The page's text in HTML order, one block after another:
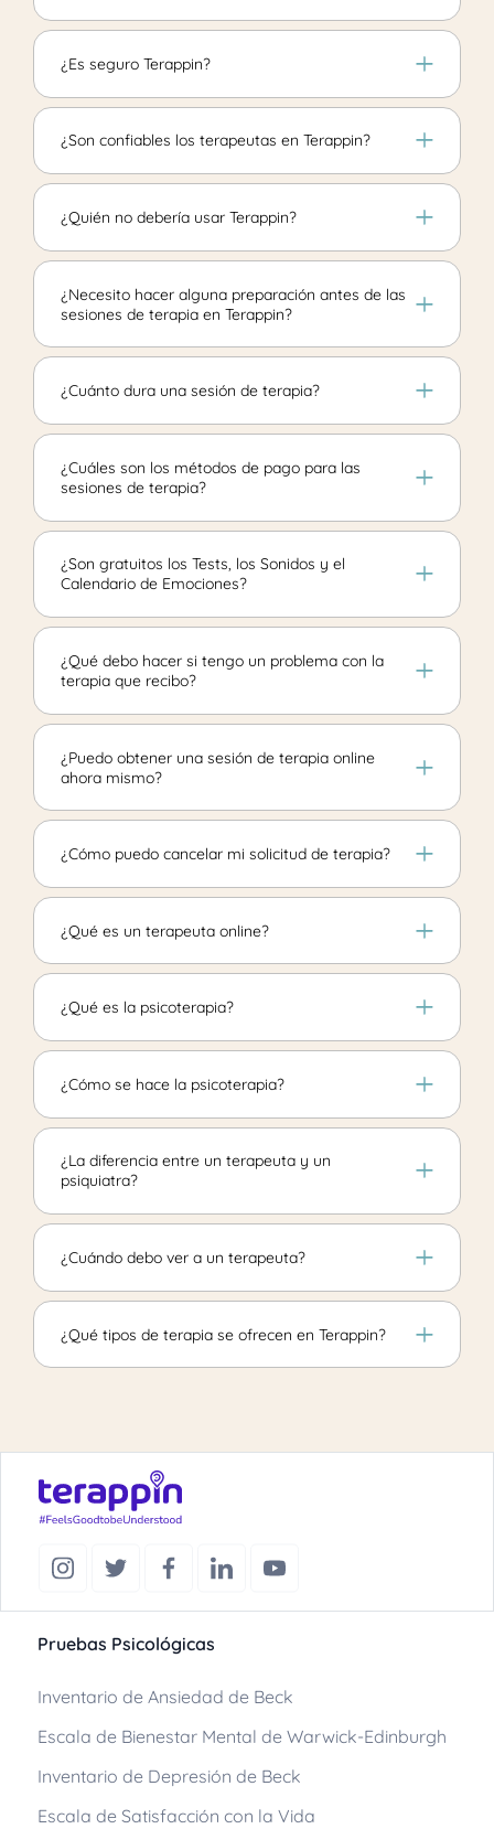
¿Es seguro Terappin?
¿Son confiables los terapeutas en Terappin?
¿Quién no debería usar Terappin?
¿Necesito hacer alguna preparación antes de las
sesiones de terapia en Terappin?
¿Cuánto dura una sesión de terapia?
¿Cuáles son los métodos de pago para las
sesiones de terapia?
¿Son gratuitos los Tests, los Sonidos y el
Calendario de Emociones?
¿Qué debo hacer si tengo un problema con la
terapia que recibo?
¿Puedo obtener una sesión de terapia online
ahora mismo?
¿Cómo puedo cancelar mi solicitud de terapia?
¿Qué es un terapeuta online?
¿Qué es la psicoterapia?
¿Cómo se hace la psicoterapia?
¿La diferencia entre un terapeuta y un
psiquiatra?
¿Cuándo debo ver a un terapeuta?
¿Qué tipos de terapia se ofrecen en Terappin?
Pruebas Psicológicas
Inventario de Ansiedad de Beck
Escala de Bienestar Mental de Warwick-Edinburgh
Inventario de Depresión de Beck
Escala de Satisfacción con la Vida